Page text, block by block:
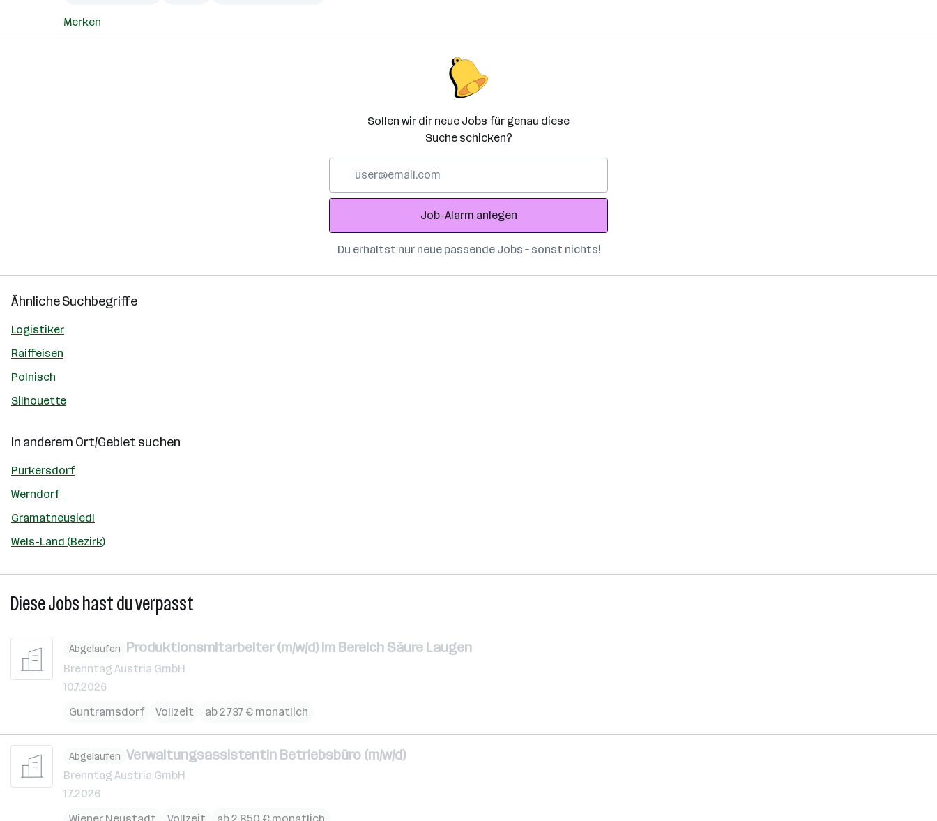
Merken
Sollen wir dir neue Jobs für genau diese
Suche schicken?
Adresse
Job-Alarm anlegen
Du erhältst nur neue passende Jobs – sonst nichts!
Ähnliche Suchbegriffe
Logistiker
Raiffeisen
Polnisch
Silhouette
In anderem Ort/Gebiet suchen
Purkersdorf
Werndorf
Gramatneusiedl
Wels-Land (Bezirk)
Diese Jobs hast du verpasst
Abgelaufen Produktionsmitarbeiter (m/w/d) im Bereich Säure Laugen
Brenntag Austria GmbH
10.7.2026
Guntramsdorf
Vollzeit ab 2.737 € monatlich
Abgelaufen Verwaltungsassistentin Betriebsbüro (m/w/d)
Brenntag Austria GmbH
1.7.2026